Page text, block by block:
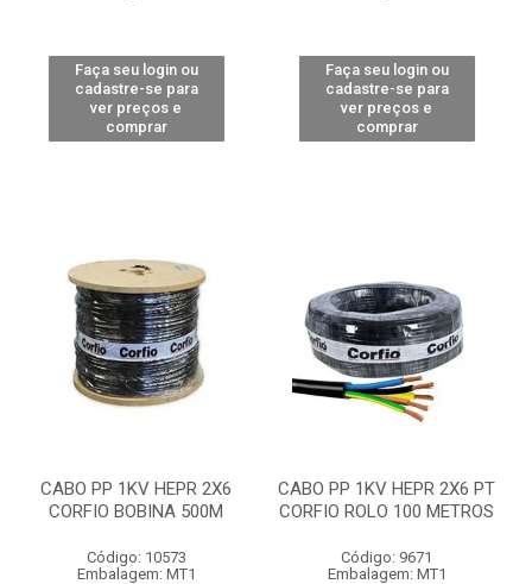
Faça seu login ou
cadastre-se para
ver preços e
comprar
Faça seu login ou
cadastre-se para
ver preços e
comprar
CABO PP 1KV HEPR 2X6
CORFIO BOBINA 500M
Código: 10573
Embalagem: MT1
CABO PP 1KV HEPR 2X6 PT
CORFIO ROLO 100 METROS
Código: 9671
Embalagem: MT1